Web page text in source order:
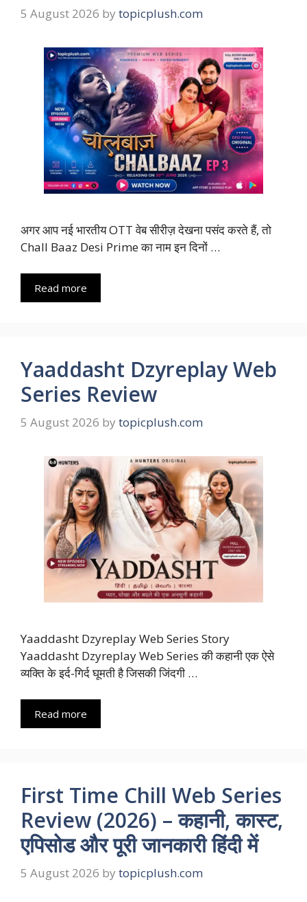
5 August 2026 by topicplush.com
अगर आप नई भारतीय OTT वेब सीरीज़ देखना पसंद करते हैं, तो
Chall Baaz Desi Prime का नाम इन दिनों …
Read more
Yaaddasht Dzyreplay Web
Series Review
5 August 2026 by topicplush.com
Yaaddasht Dzyreplay Web Series Story
Yaaddasht Dzyreplay Web Series की कहानी एक ऐसे
व्यक्ति के इर्द-गिर्द घूमती है जिसकी जिंदगी …
Read more
First Time Chill Web Series
Review (2026) – कहानी, कास्ट,
एपिसोड और पूरी जानकारी हिंदी में
5 August 2026 by topicplush.com